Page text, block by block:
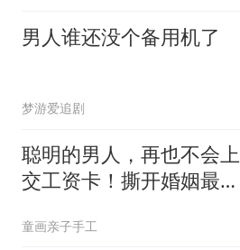
男人谁还没个备用机了
梦游爱追剧
聪明的男人，再也不会上
交工资卡！撕开婚姻最现
童画亲子手工